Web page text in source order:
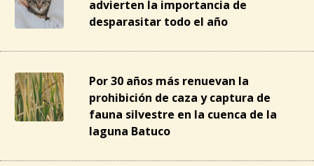
advierten la importancia de
desparasitar todo el año
Por 30 años más renuevan la
prohibición de caza y captura de
fauna silvestre en la cuenca de la
laguna Batuco